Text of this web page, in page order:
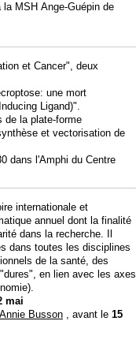
la MSH Ange-Guépin de
et Cancer", deux
une mort
Ligand)".
de la plate-forme
et vectorisation de
dans l'Amphi du Centre
internationale et
annuel dont la finalité
dans la recherche. Il
dans toutes les disciplines
de la santé, des
en lien avec les axes
mai
Annie Busson , avant le 15